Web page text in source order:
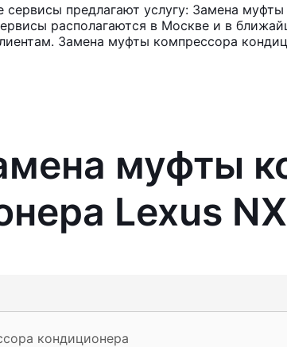
предлагают услугу: Замена
располагаются в Москве и в
Замена муфты компрессора
муфты
Lexus NX
кондиционера